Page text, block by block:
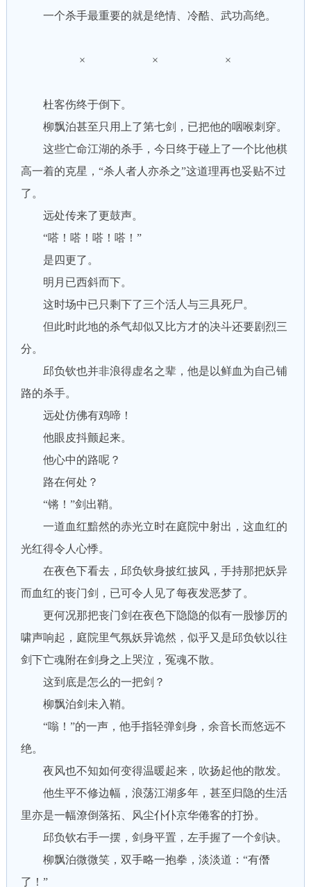
一个杀手最重要的就是绝情、冷酷、武功高绝。
× × ×
杜客伤终于倒下。
柳飘泊甚至只用上了第七剑，已把他的咽喉刺穿。
这些亡命江湖的杀手，今日终于碰上了一个比他棋
高一着的克星，“杀人者人亦杀之”这道理再也妥贴不过
了。
远处传来了更鼓声。
“嗒！嗒！嗒！嗒！”
是四更了。
明月已西斜而下。
这时场中已只剩下了三个活人与三具死尸。
但此时此地的杀气却似又比方才的决斗还要剧烈三
分。
邱负钦也并非浪得虚名之辈，他是以鲜血为自己铺
路的杀手。
远处仿佛有鸡啼！
他眼皮抖颤起来。
他心中的路呢？
路在何处？
“锵！”剑出鞘。
一道血红黯然的赤光立时在庭院中射出，这血红的
光红得令人心悸。
在夜色下看去，邱负钦身披红披风，手持那把妖异
而血红的丧门剑，已可令人见了每夜发恶梦了。
更何况那把丧门剑在夜色下隐隐的似有一股惨厉的
啸声响起，庭院里气氛妖异诡然，似乎又是邱负钦以往
剑下亡魂附在剑身之上哭泣，冤魂不散。
这到底是怎么的一把剑？
柳飘泊剑未入鞘。
“嗡！”的一声，他手指轻弹剑身，余音长而悠远不
绝。
夜风也不知如何变得温暖起来，吹扬起他的散发。
他生平不修边幅，浪荡江湖多年，甚至归隐的生活
里亦是一幅潦倒落拓、风尘仆仆京华倦客的打扮。
邱负钦右手一摆，剑身平置，左手握了一个剑诀。
柳飘泊微微笑，双手略一抱拳，淡淡道：“有僭
了！”